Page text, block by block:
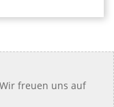
freuen uns auf